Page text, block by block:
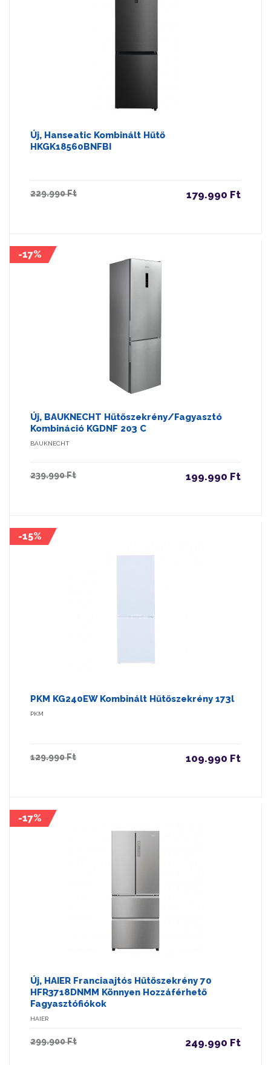
Új, Hanseatic Kombinált Hűtő
HKGK18560BNFBI
229.990 Ft 179.990 Ft
-17%
Új, BAUKNECHT Hűtőszekrény/fagyasztó
Kombináció KGDNF 203 C
BAUKNECHT
239.990 Ft 199.990 Ft
-15%
PKM KG240EW Kombinált Hűtőszekrény 173l
PKM
129.990 Ft 109.990 Ft
-17%
Új, HAIER Franciaajtós Hűtőszekrény 70
HFR3718DNMM Könnyen Hozzáférhető
Fagyasztófiókok
HAIER
299.900 Ft 249.990 Ft